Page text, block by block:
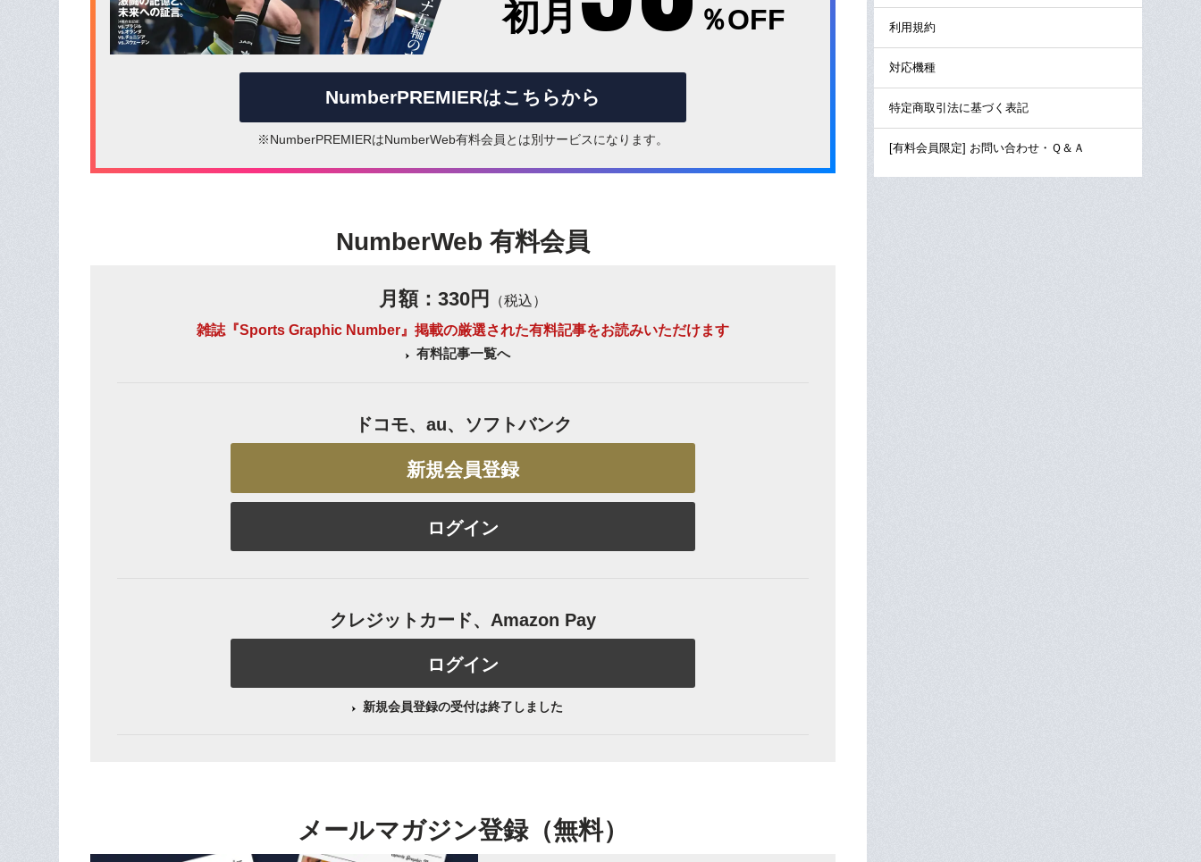
初月 ％OFF
NumberPREMIERはこちらから
※NumberPREMIERはNumberWeb有料会員とは別サービスになります。
NumberWeb 有料会員
月額：330円
（税込）
雑誌『Sports Graphic Number』掲載の厳選された有料記事をお読みいただけます
有料記事一覧へ
ドコモ、au、ソフトバンク
新規会員登録
ログイン
クレジットカード、Amazon Pay
ログイン
新規会員登録の受付は終了しました
メールマガジン登録（無料）
利用規約
対応機種
特定商取引法に基づく表記
[有料会員限定] お問い合わせ・Ｑ＆Ａ